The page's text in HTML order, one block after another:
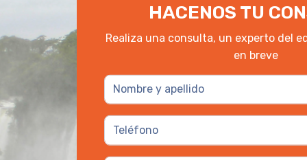
HACENOS TU
Realiza una consulta, un experto del
en breve